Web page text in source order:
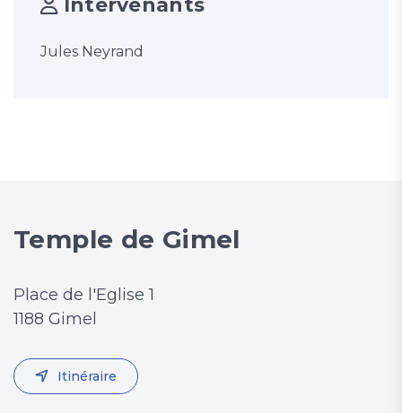
Intervenants
Jules Neyrand
Temple de Gimel
Place de l'Eglise 1
1188 Gimel
Itinéraire